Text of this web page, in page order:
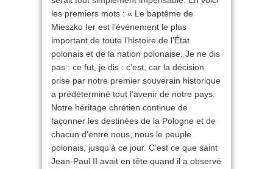
les premiers mots : « Le baptême de
Mieszko Ier est l’événement le plus
important de toute l’histoire de l’État
polonais et de la nation polonaise. Je ne dis
pas : ce fut, je dis : c’est, car la décision
prise par notre premier souverain historique
a prédéterminé tout l’avenir de notre pays.
Notre héritage chrétien continue de
façonner les destinées de la Pologne et de
chacun d’entre nous, nous le peuple
polonais, jusqu’à ce jour. C’est ce que saint
Jean-Paul II avait en tête quand il a observé